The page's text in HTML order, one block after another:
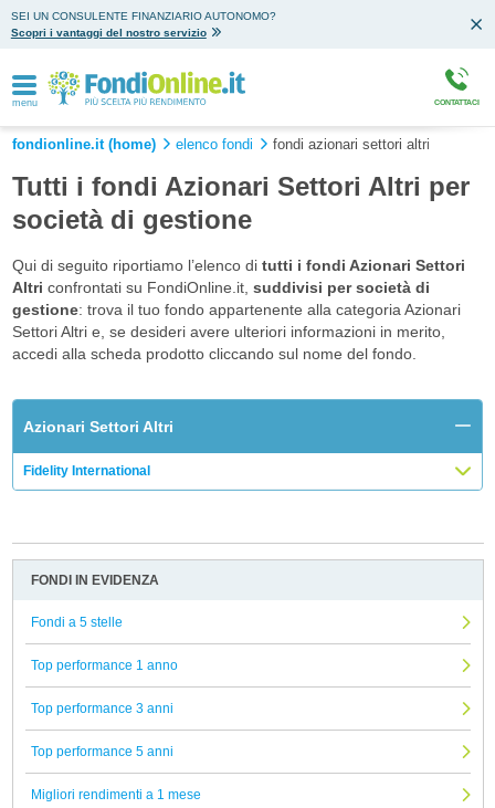
SEI UN CONSULENTE FINANZIARIO AUTONOMO?
Scopri i vantaggi del nostro servizio
menu CONTATTACI
fondionline.it (home) elenco fondi fondi azionari settori altri
Tutti i fondi Azionari Settori Altri per
società di gestione
Qui di seguito riportiamo l’elenco di tutti i fondi Azionari Settori
Altri confrontati su FondiOnline.it, suddivisi per società di
gestione: trova il tuo fondo appartenente alla categoria Azionari
Settori Altri e, se desideri avere ulteriori informazioni in merito,
accedi alla scheda prodotto cliccando sul nome del fondo.
Azionari Settori Altri
Fidelity International
FONDI IN EVIDENZA
Fondi a 5 stelle
Top performance 1 anno
Top performance 3 anni
Top performance 5 anni
Migliori rendimenti a 1 mese